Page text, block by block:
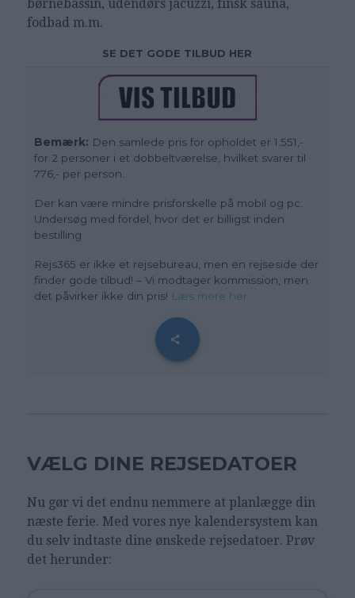
børnebassin, udendørs jacuzzi, finsk sauna,
fodbad m.m.
SE DET GODE TILBUD HER
Bemærk: Den samlede pris for opholdet er 1.551,-
for 2 personer i et dobbeltværelse, hvilket svarer til
776,- per person.
Der kan være mindre prisforskelle på mobil og pc.
Undersøg med fordel, hvor det er billigst inden
bestilling
Rejs365 er ikke et rejsebureau, men en rejseside der
finder gode tilbud! – Vi modtager kommission, men
det påvirker ikke din pris! Læs mere her
VÆLG DINE REJSEDATOER
Nu gør vi det endnu nemmere at planlægge din
næste ferie. Med vores nye kalendersystem kan
du selv indtaste dine ønskede rejsedatoer. Prøv
det herunder: